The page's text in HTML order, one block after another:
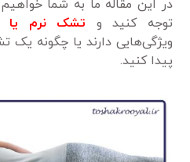
در این مقاله ما به شما
توجه کنید و تشک نرم
ویژگی‌هایی دارند یا چگونه یک
پیدا کنید.